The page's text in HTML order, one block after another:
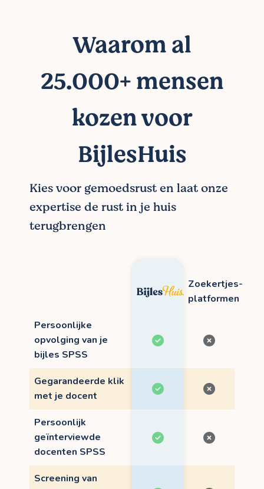
Waarom al
25.000+ mensen
kozen voor
BijlesHuis
Kies voor gemoedsrust en laat onze
expertise de rust in je huis
terugbrengen
Zoekertjes-
platformen
Persoonlijke
opvolging van je
bijles SPSS
Gegarandeerde klik
met je docent
Persoonlijk
geïnterviewde
docenten SPSS
Screening van